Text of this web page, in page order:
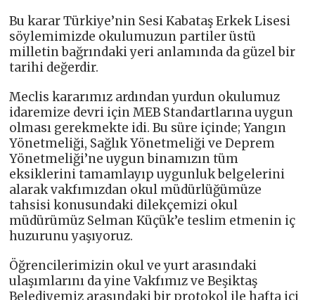
Bu karar Türkiye’nin Sesi Kabataş Erkek Lisesi
söylemimizde okulumuzun partiler üstü
milletin bağrındaki yeri anlamında da güzel bir
tarihi değerdir.
Meclis kararımız ardından yurdun okulumuz
idaremize devri için MEB Standartlarına uygun
olması gerekmekte idi. Bu süre içinde; Yangın
Yönetmeliği, Sağlık Yönetmeliği ve Deprem
Yönetmeliği’ne uygun binamızın tüm
eksiklerini tamamlayıp uygunluk belgelerini
alarak vakfımızdan okul müdürlüğümüze
tahsisi konusundaki dilekçemizi okul
müdürümüz Selman Küçük’e teslim etmenin iç
huzurunu yaşıyoruz.
Öğrencilerimizin okul ve yurt arasındaki
ulaşımlarını da yine Vakfımız ve Beşiktaş
Belediyemiz arasındaki bir protokol ile hafta içi